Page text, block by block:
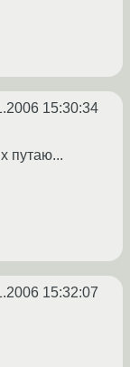
15:30:34
путаю...
15:32:07